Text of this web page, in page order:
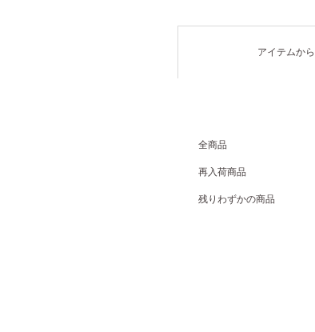
アイテムか
全商品
再入荷商品
残りわずかの商品